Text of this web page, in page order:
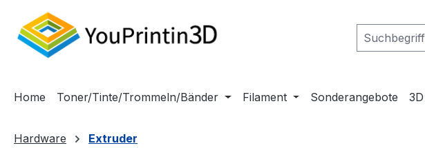
Hauptinhalt springen
Zur Suche springen
Zur Hauptnavigation springen
Home Toner/Tinte/Trommeln/Bänder Filament Sonderangebote
Hardware Extruder